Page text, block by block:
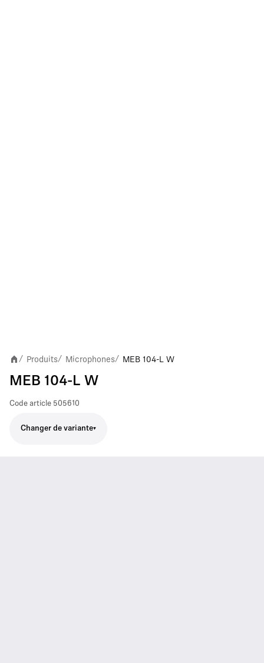
/ Produits/ Microphones/ MEB 104-L W
MEB 104-L W
Code article 505610
Changer de variante